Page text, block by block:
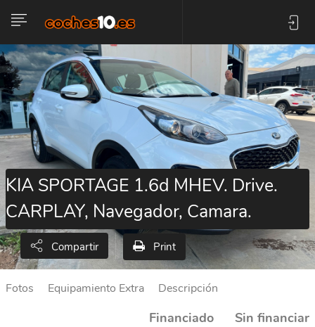
KIA SPORTAGE 1.6d MHEV. Drive.
CARPLAY, Navegador, Camara.
Compartir Print
Fotos Equipamiento Extra Descripción
Sin financiar
Financiado